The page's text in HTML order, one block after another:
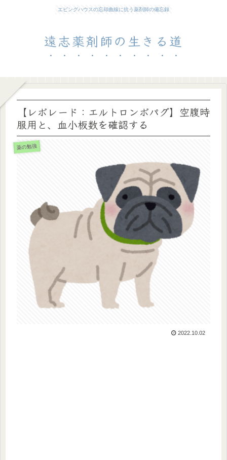
エビングハウスの忘却曲線に抗う薬剤師の備忘録
遠志薬剤師の生きる道
【レボレード：エルトロンボパグ】空腹時
服用と、血小板数を確認する
薬の勉強
2022.10.02